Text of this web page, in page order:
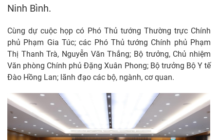
Ninh Bình.
Cùng dự cuộc họp có Phó Thủ tướng Thường trực Chính
phủ Phạm Gia Túc; các Phó Thủ tướng Chính phủ Phạm
Thị Thanh Trà, Nguyễn Văn Thắng; Bộ trưởng, Chủ nhiệm
Văn phòng Chính phủ Đặng Xuân Phong; Bộ trưởng Bộ Y tế
Đào Hồng Lan; lãnh đạo các bộ, ngành, cơ quan.